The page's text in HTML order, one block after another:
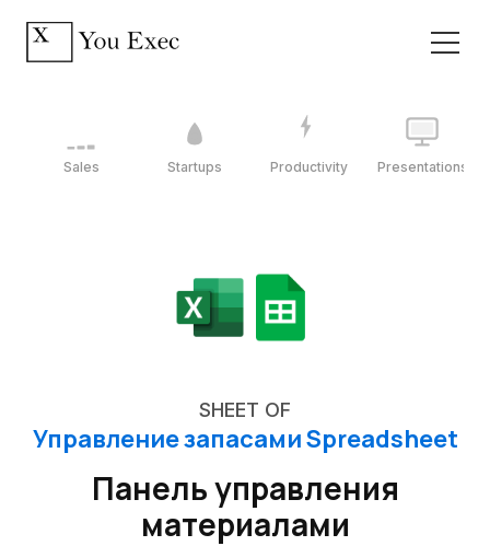
Sales Startups Productivity Presentations
SHEET OF
Управление запасами Spreadsheet
Панель управления
материалами